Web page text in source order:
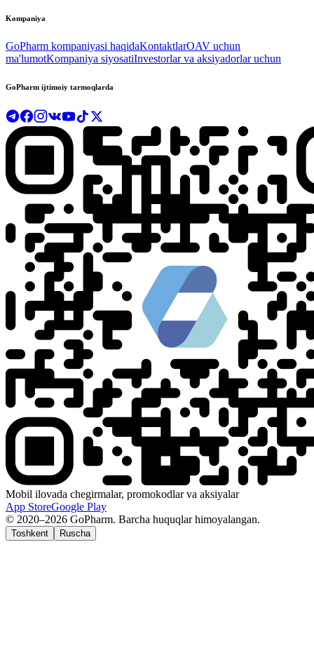
Kompaniya
GoPharm kompaniyasi haqidaKontaktlarOAV uchun
ma'lumotKompaniya siyosatiInvestorlar va aksiyadorlar uchun
GoPharm ijtimoiy tarmoqlarda
Mobil ilovada chegirmalar, promokodlar va aksiyalar
App StoreGoogle Play
© 2020–2026 GoPharm. Barcha huquqlar himoyalangan.
Toshkent Ruscha